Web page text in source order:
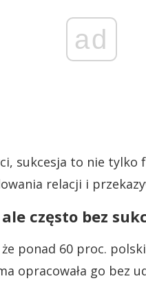
ad
sukcesja to nie
relacji i
często bez
ponad 60 proc.
opracowała go bez